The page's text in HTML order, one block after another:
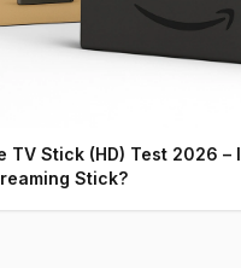
TV Stick (HD) Test 2026
Stick?